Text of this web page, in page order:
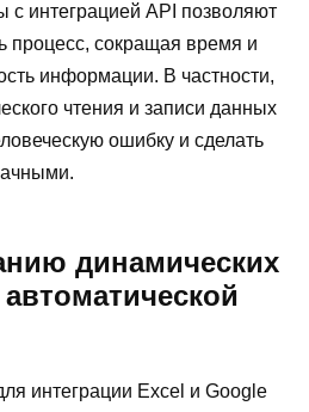
с интеграцией API позволяют
процесс, сокращая время и
информации. В частности,
чтения и записи данных
ошибку и сделать
динамических
интеграции Excel и Google